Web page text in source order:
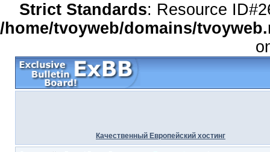
Strict Standards: Resource
/home/tvoyweb/domains/
Качественный Европейский хостинг